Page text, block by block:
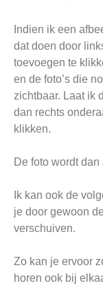
Indien ik een
dat doen door
toevoegen te
en de foto’s die
zichtbaar. Laat ik
dan rechts
klikken.
De foto wordt
Ik kan ook de
je door gewoon
verschuiven.
Zo kan je ervoor
horen ook bij